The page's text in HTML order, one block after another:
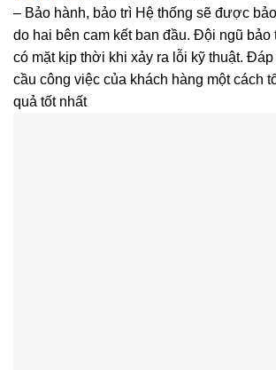
– Bảo hành, bảo trì Hệ thống sẽ được
do hai bên cam kết ban đầu. Đội ngũ bảo
có mặt kịp thời khi xảy ra lỗi kỹ thuật.
cầu công việc của khách hàng một cách
quả tốt nhất